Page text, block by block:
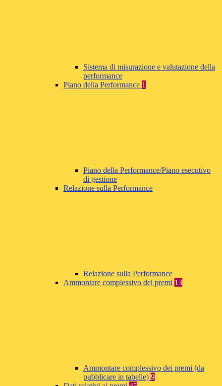
Sistema di misurazione e valutazione della
performance
Piano della Performance 1
Piano della Performance/Piano esecutivo
di gestione
Relazione sulla Performance
Relazione sulla Performance
Ammontare complessivo dei premi 13
Ammontare complessivo dei premi (da
pubblicare in tabelle) 9